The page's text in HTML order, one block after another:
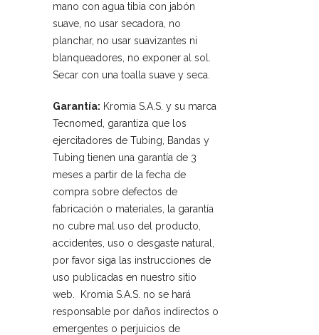
mano con agua tibia con jabón
suave, no usar secadora, no
planchar, no usar suavizantes ni
blanqueadores, no exponer al sol.
Secar con una toalla suave y seca.
Garantía: Kromia S.A.S. y su marca
Tecnomed, garantiza que los
ejercitadores de Tubing, Bandas y
Tubing tienen una garantía de 3
meses a partir de la fecha de
compra sobre defectos de
fabricación o materiales, la garantía
no cubre mal uso del producto,
accidentes, uso o desgaste natural,
por favor siga las instrucciones de
uso publicadas en nuestro sitio
web. Kromia S.A.S. no se hará
responsable por daños indirectos o
emergentes o perjuicios de